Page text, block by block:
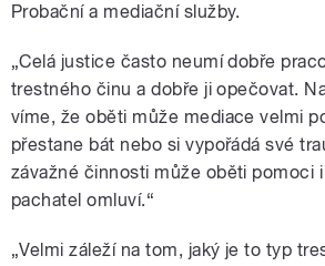
Probační a mediační služby.
„Celá justice často neumí dobře
trestného činu a dobře ji opečovat.
víme, že oběti může mediace velmi
přestane bát nebo si vypořádá své
závažné činnosti může oběti pomoci
pachatel omluví.“
„Velmi záleží na tom, jaký je to typ